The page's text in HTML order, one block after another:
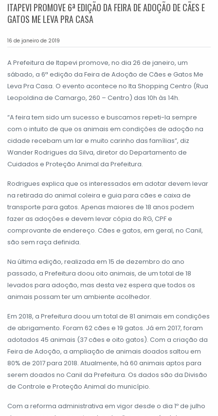
ITAPEVI PROMOVE 6ª EDIÇÃO DA FEIRA DE ADOÇÃO DE CÃES E
GATOS ME LEVA PRA CASA
16 de janeiro de 2019
A Prefeitura de Itapevi promove, no dia 26 de janeiro, um
sábado, a 6ª edição da Feira de Adoção de Cães e Gatos Me
Leva Pra Casa. O evento acontece no Ita Shopping Centro (Rua
Leopoldina de Camargo, 260 – Centro) das 10h às 14h.
“A feira tem sido um sucesso e buscamos repeti-la sempre
com o intuito de que os animais em condições de adoção na
cidade recebam um lar e muito carinho das famílias”, diz
Wander Rodrigues da Silva, diretor do Departamento de
Cuidados e Proteção Animal da Prefeitura.
Rodrigues explica que os interessados em adotar devem levar
na retirada do animal coleira e guia para cães e caixa de
transporte para gatos. Apenas maiores de 18 anos podem
fazer as adoções e devem levar cópia do RG, CPF e
comprovante de endereço. Cães e gatos, em geral, no Canil,
são sem raça definida.
Na última edição, realizada em 15 de dezembro do ano
passado, a Prefeitura doou oito animais, de um total de 18
levados para adoção, mas desta vez espera que todos os
animais possam ter um ambiente acolhedor.
Em 2018, a Prefeitura doou um total de 81 animais em condições
de abrigamento. Foram 62 cães e 19 gatos. Já em 2017, foram
adotados 45 animais (37 cães e oito gatos). Com a criação da
Feira de Adoção, a ampliação de animais doados saltou em
80% de 2017 para 2018. Atualmente, há 60 animais aptos para
serem doados no Canil da Prefeitura. Os dados são da Divisão
de Controle e Proteção Animal do município.
Com a reforma administrativa em vigor desde o dia 1º de julho